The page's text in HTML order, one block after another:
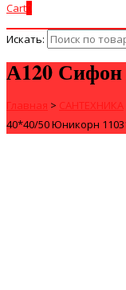
Cart
Искать:
А120 Сифон
Главная > САНТЕХНИКА
40*40/50 Юникорн